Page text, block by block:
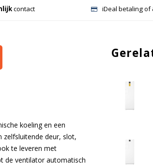
contact iDeal betaling of
koeling en een
zelfsluitende deur, slot,
te leveren met
de ventilator automatisch